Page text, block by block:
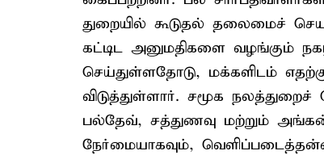
துறையில் கூடுதல் தலைமைச்
கட்டிட அனுமதிகளை வழங்கும்
செய்துள்ளதோடு, மக்களிடம்
விடுத்துள்ளார். சமூக
பல்தேவ், சத்துணவு மற்றும்
நேர்மையாகவும்,